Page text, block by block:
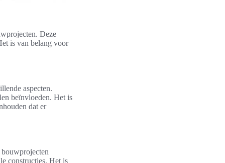
Deze
is van belang voor
aspecten.
beïnvloeden. Het is
dat er
constructies. Het is